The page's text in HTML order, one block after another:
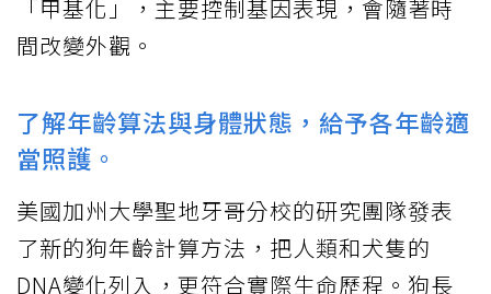
「甲基化」，主要控制基因表現，會隨著時
間改變外觀。
了解年齡算法與身體狀態，給予各年齡適
當照護。
美國加州大學聖地牙哥分校的研究團隊發表
了新的狗年齡計算方法，把人類和犬隻的
DNA變化列入，更符合實際生命歷程。狗長